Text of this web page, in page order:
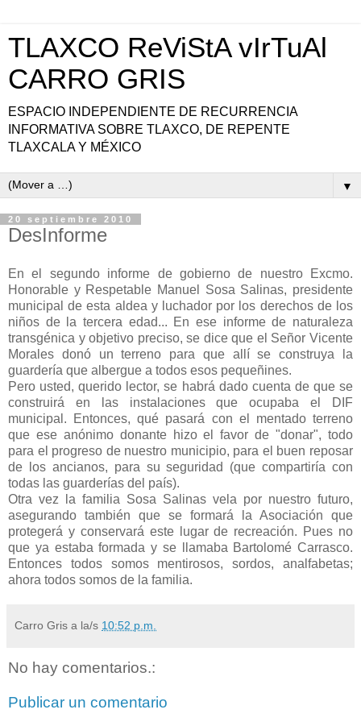
TLAXCO ReViStA vIrTuAl
CARRO GRIS
ESPACIO INDEPENDIENTE DE RECURRENCIA
INFORMATIVA SOBRE TLAXCO, DE REPENTE
TLAXCALA Y MÉXICO
▼
20 septiembre 2010
DesInforme
En el segundo informe de gobierno de nuestro Excmo.
Honorable y Respetable Manuel Sosa Salinas, presidente
municipal de esta aldea y luchador por los derechos de los
niños de la tercera edad... En ese informe de naturaleza
transgénica y objetivo preciso, se dice que el Señor Vicente
Morales donó un terreno para que allí se construya la
guardería que albergue a todos esos pequeñines.
Pero usted, querido lector, se habrá dado cuenta de que se
construirá en las instalaciones que ocupaba el DIF
municipal. Entonces, qué pasará con el mentado terreno
que ese anónimo donante hizo el favor de "donar", todo
para el progreso de nuestro municipio, para el buen reposar
de los ancianos, para su seguridad (que compartiría con
todas las guarderías del país).
Otra vez la familia Sosa Salinas vela por nuestro futuro,
asegurando también que se formará la Asociación que
protegerá y conservará este lugar de recreación. Pues no
que ya estaba formada y se llamaba Bartolomé Carrasco.
Entonces todos somos mentirosos, sordos, analfabetas;
ahora todos somos de la familia.
Carro Gris a la/s 10:52 p.m.
No hay comentarios.:
Publicar un comentario